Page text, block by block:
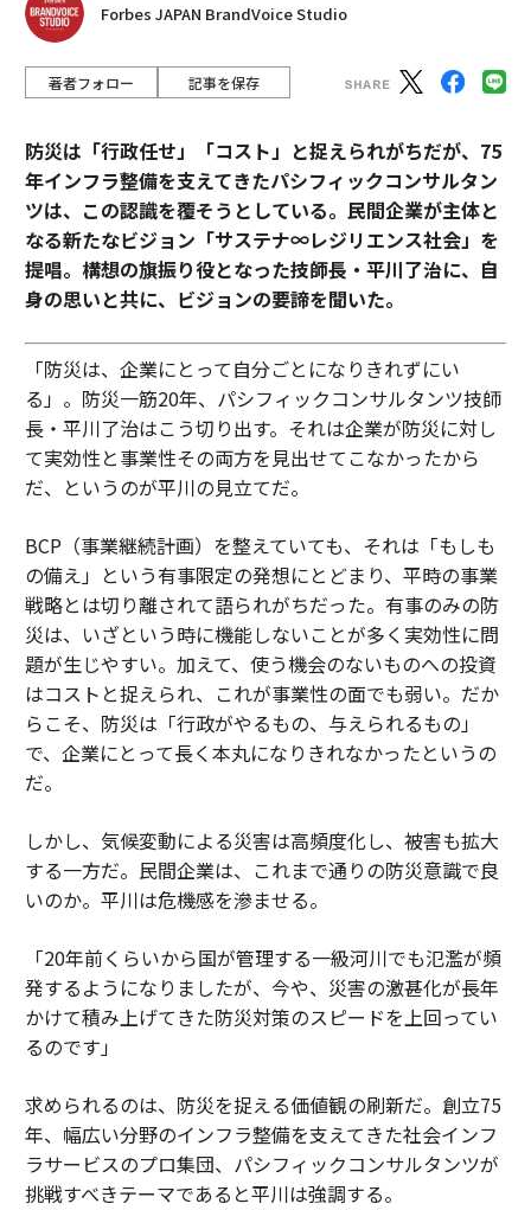
Forbes JAPAN BrandVoice Studio
著者フォロー 記事を保存
防災は「行政任せ」「コスト」と捉えられがちだが、75
年インフラ整備を支えてきたパシフィックコンサルタン
ツは、この認識を覆そうとしている。民間企業が主体と
なる新たなビジョン「サステナ∞レジリエンス社会」を
提唱。構想の旗振り役となった技師長・平川了治に、自
身の思いと共に、ビジョンの要諦を聞いた。
「防災は、企業にとって自分ごとになりきれずにい
る」。防災一筋20年、パシフィックコンサルタンツ技師
長・平川了治はこう切り出す。それは企業が防災に対し
て実効性と事業性その両方を見出せてこなかったから
だ、というのが平川の見立てだ。
BCP（事業継続計画）を整えていても、それは「もしも
の備え」という有事限定の発想にとどまり、平時の事業
戦略とは切り離されて語られがちだった。有事のみの防
災は、いざという時に機能しないことが多く実効性に問
題が生じやすい。加えて、使う機会のないものへの投資
はコストと捉えられ、これが事業性の面でも弱い。だか
らこそ、防災は「行政がやるもの、与えられるもの」
で、企業にとって長く本丸になりきれなかったというの
だ。
しかし、気候変動による災害は高頻度化し、被害も拡大
する一方だ。民間企業は、これまで通りの防災意識で良
いのか。平川は危機感を滲ませる。
「20年前くらいから国が管理する一級河川でも氾濫が頻
発するようになりましたが、今や、災害の激甚化が長年
かけて積み上げてきた防災対策のスピードを上回ってい
るのです」
求められるのは、防災を捉える価値観の刷新だ。創立75
年、幅広い分野のインフラ整備を支えてきた社会インフ
ラサービスのプロ集団、パシフィックコンサルタンツが
挑戦すべきテーマであると平川は強調する。